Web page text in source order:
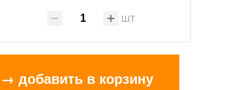
шт
→ добавить в корзину